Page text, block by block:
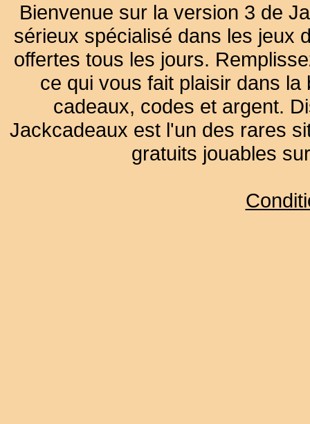
Bienvenue sur la version 3 de
sérieux spécialisé dans les jeux
offertes tous les jours.
ce qui vous fait plaisir dans
cadeaux, codes et argent.
Jackcadeaux est l'un des rares
gratuits jouables